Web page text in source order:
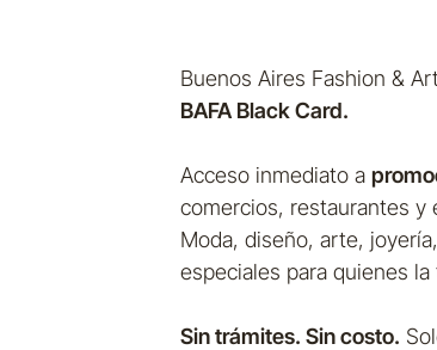
Buenos Aires Fashion &
BAFA Black Card.
Acceso inmediato a
comercios, restaurantes y
Moda, diseño, arte,
especiales para quienes la
Sin trámites. Sin costo.